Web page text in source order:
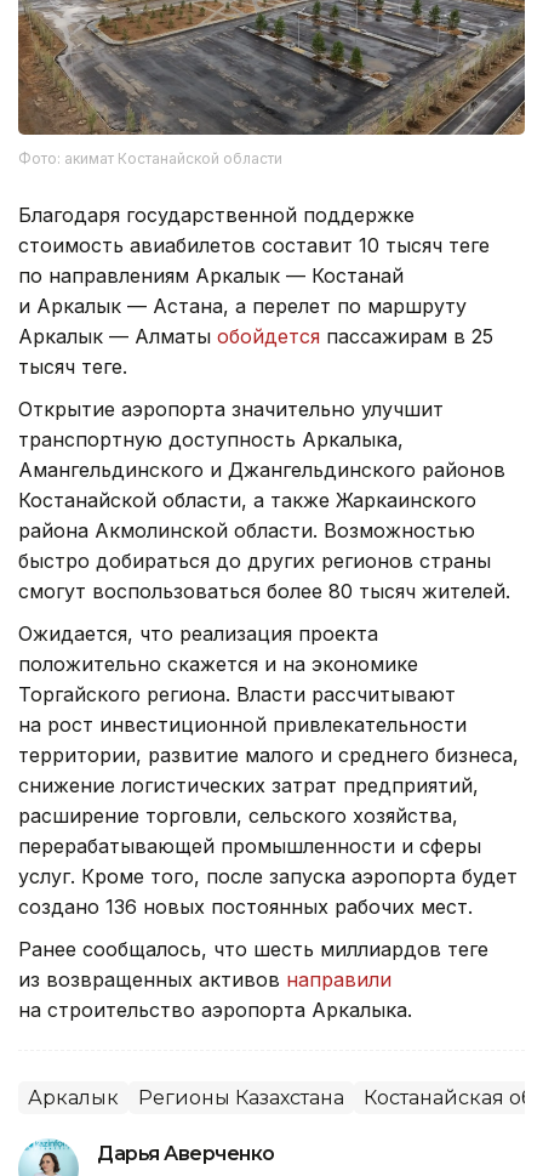
Фото: акимат Костанайской области
Благодаря государственной поддержке
стоимость авиабилетов составит 10 тысяч теңге
по направлениям Аркалык — Костанай
и Аркалык — Астана, а перелет по маршруту
Аркалык — Алматы обойдется пассажирам в 25
тысяч теңге.
Открытие аэропорта значительно улучшит
транспортную доступность Аркалыка,
Амангельдинского и Джангельдинского районов
Костанайской области, а также Жаркаинского
района Акмолинской области. Возможностью
быстро добираться до других регионов страны
смогут воспользоваться более 80 тысяч жителей.
Ожидается, что реализация проекта
положительно скажется и на экономике
Торгайского региона. Власти рассчитывают
на рост инвестиционной привлекательности
территории, развитие малого и среднего бизнеса,
снижение логистических затрат предприятий,
расширение торговли, сельского хозяйства,
перерабатывающей промышленности и сферы
услуг. Кроме того, после запуска аэропорта будет
создано 136 новых постоянных рабочих мест.
Ранее сообщалось, что шесть миллиардов теңге
из возвращенных активов направили
на строительство аэропорта Аркалыка.
Аркалык Регионы Казахстана Костанайская
Дарья Аверченко